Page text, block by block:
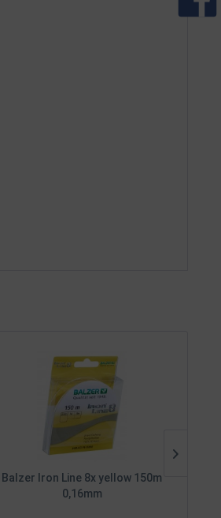
Balzer Iron Line 8x yellow 150m
0,16mm